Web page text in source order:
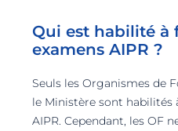
Qui est habilité à
examens AIPR ?
Seuls les Organismes de
le Ministère sont habilités
AIPR. Cependant, les OF